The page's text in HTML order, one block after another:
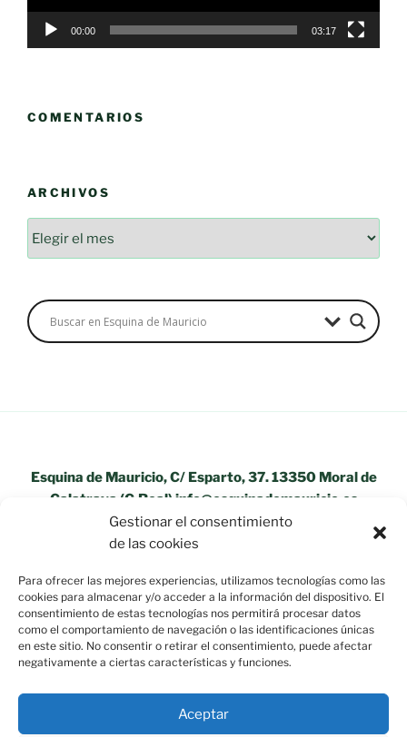
Gestionar el consentimiento
de las cookies
Para ofrecer las mejores experiencias, utilizamos tecnologías como las
cookies para almacenar y/o acceder a la información del dispositivo. El
consentimiento de estas tecnologías nos permitirá procesar datos
como el comportamiento de navegación o las identificaciones únicas
en este sitio. No consentir o retirar el consentimiento, puede afectar
negativamente a ciertas características y funciones.
Aceptar
00:00 03:17
COMENTARIOS
ARCHIVOS
Esquina de Mauricio, C/ Esparto, 37. 13350 Moral de
Calatrava (C.Real) info@esquinademauricio.es
«Aviso Legal»